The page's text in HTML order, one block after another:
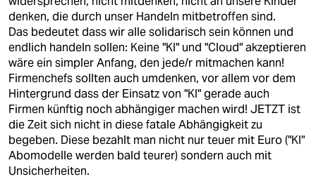
denken, die durch unser Handeln mitbetroffen sind.
Das bedeutet dass wir alle solidarisch sein können und
endlich handeln sollen: Keine "KI" und "Cloud" akzeptieren
wäre ein simpler Anfang, den jede/r mitmachen kann!
Firmenchefs sollten auch umdenken, vor allem vor dem
Hintergrund dass der Einsatz von "KI" gerade auch
Firmen künftig noch abhängiger machen wird! JETZT ist
die Zeit sich nicht in diese fatale Abhängigkeit zu
begeben. Diese bezahlt man nicht nur teuer mit Euro ("KI"
Abomodelle werden bald teurer) sondern auch mit
Unsicherheiten.